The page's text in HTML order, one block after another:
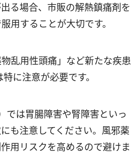
る場合、市販の解熱鎮痛剤を
用することが大切です。
乱用性頭痛」など新たな疾患
に注意が必要です。
では胃腸障害や腎障害といっ
も注意してください。風邪薬
用リスクを高めるので避けま